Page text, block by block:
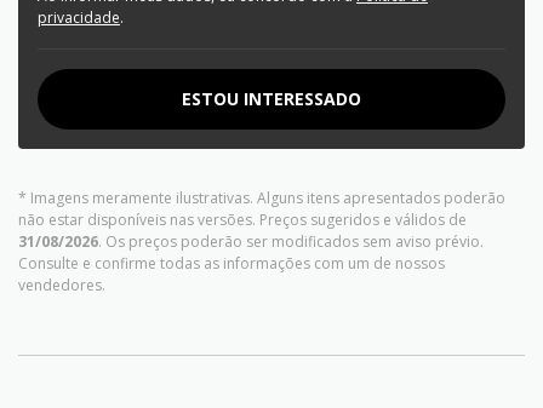
privacidade.
ESTOU INTERESSADO
* Imagens meramente ilustrativas. Alguns itens apresentados poderão
não estar disponíveis nas versões. Preços sugeridos e válidos de
31/08/2026. Os preços poderão ser modificados sem aviso prévio.
Consulte e confirme todas as informações com um de nossos
vendedores.